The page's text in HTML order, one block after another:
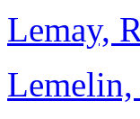
Lemay,